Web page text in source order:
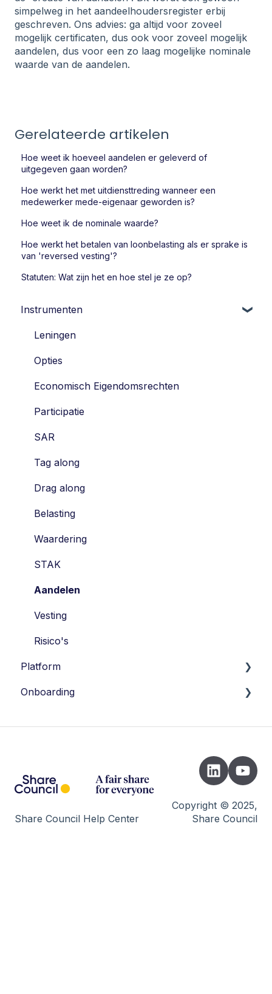
simpelweg in het aandeelhoudersregister erbij
geschreven. Ons advies: ga altijd voor zoveel
mogelijk certificaten, dus ook voor zoveel mogelijk
aandelen, dus voor een zo laag mogelijke nominale
waarde van de aandelen.
Gerelateerde artikelen
Hoe weet ik hoeveel aandelen er geleverd of
uitgegeven gaan worden?
Hoe werkt het met uitdiensttreding wanneer een
medewerker mede-eigenaar geworden is?
Hoe weet ik de nominale waarde?
Hoe werkt het betalen van loonbelasting als er sprake is
van 'reversed vesting'?
Statuten: Wat zijn het en hoe stel je ze op?
Instrumenten
Leningen
Opties
Economisch Eigendomsrechten
Participatie
SAR
Tag along
Drag along
Belasting
Waardering
STAK
Aandelen
Vesting
Risico's
Platform
Account instellingen
Portfolio Instellingen
Dividend
Onboarding
Opstellen juridische documenten
Oprichting STAK
Share Council Help Center
Copyright © 2025,
Share Council